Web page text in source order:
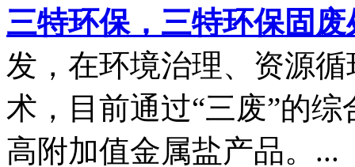
三特环保，三特环保固
发，在环境治理、资源
术，目前通过“三废”的
高附加值金属盐产品。...